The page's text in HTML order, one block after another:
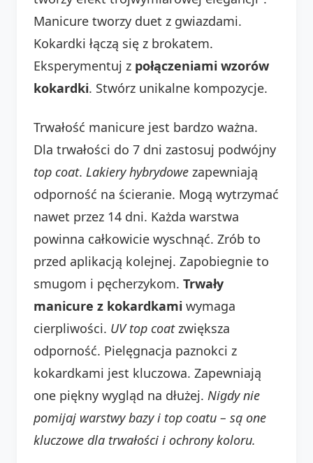
Manicure tworzy duet z gwiazdami.
Kokardki łączą się z brokatem.
Eksperymentuj z połączeniami wzorów
kokardki. Stwórz unikalne kompozycje.
Trwałość manicure jest bardzo ważna.
Dla trwałości do 7 dni zastosuj podwójny
top coat. Lakiery hybrydowe zapewniają
odporność na ścieranie. Mogą wytrzymać
nawet przez 14 dni. Każda warstwa
powinna całkowicie wyschnąć. Zrób to
przed aplikacją kolejnej. Zapobiegnie to
smugom i pęcherzykom. Trwały
manicure z kokardkami wymaga
cierpliwości. UV top coatzwiększa
odporność. Pielęgnacja paznokci z
kokardkami jest kluczowa. Zapewniają
one piękny wygląd na dłużej. Nigdy nie
pomijaj warstwy bazy i top coatu – są one
kluczowe dla trwałości i ochrony koloru.